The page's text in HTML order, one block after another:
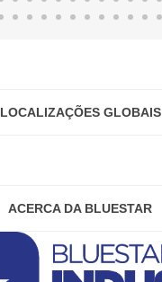
LOCALIZAÇÕES GLOBAIS
ACERCA DA BLUESTAR